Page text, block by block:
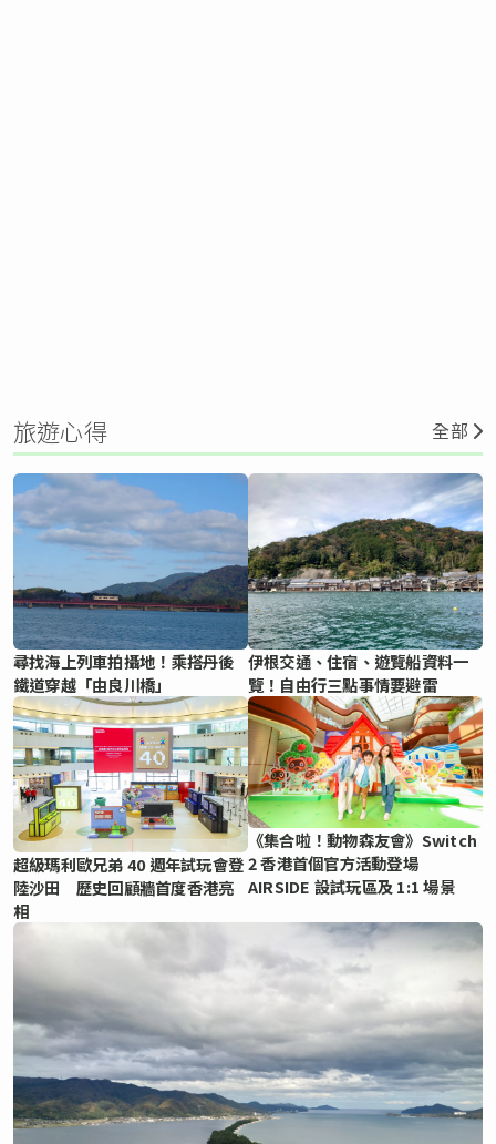
旅遊心得 全部
尋找海上列車拍攝地！乘搭丹後
鐵道穿越「由良川橋」
伊根交通、住宿、遊覽船資料一
覽！自由行三點事情要避雷
超級瑪利歐兄弟 40 週年試玩會登
陸沙田 歷史回顧牆首度香港亮
相
《集合啦！動物森友會》Switch
2 香港首個官方活動登場
AIRSIDE 設試玩區及 1:1 場景